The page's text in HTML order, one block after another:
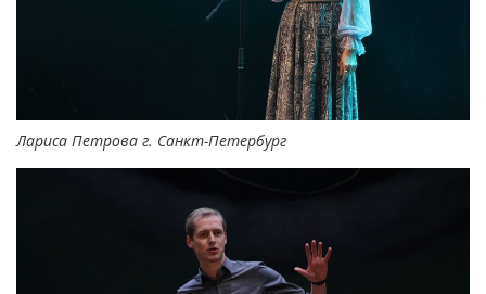
Лариса Петрова г. Санкт-Петербург